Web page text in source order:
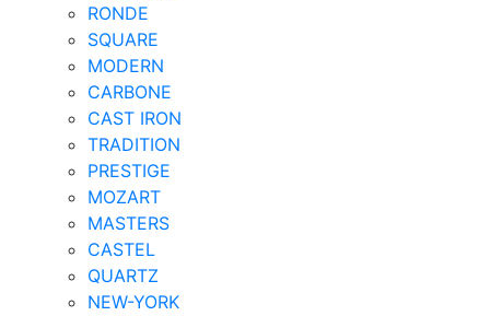
RONDE
SQUARE
MODERN
CARBONE
CAST IRON
TRADITION
PRESTIGE
MOZART
MASTERS
CASTEL
QUARTZ
NEW-YORK